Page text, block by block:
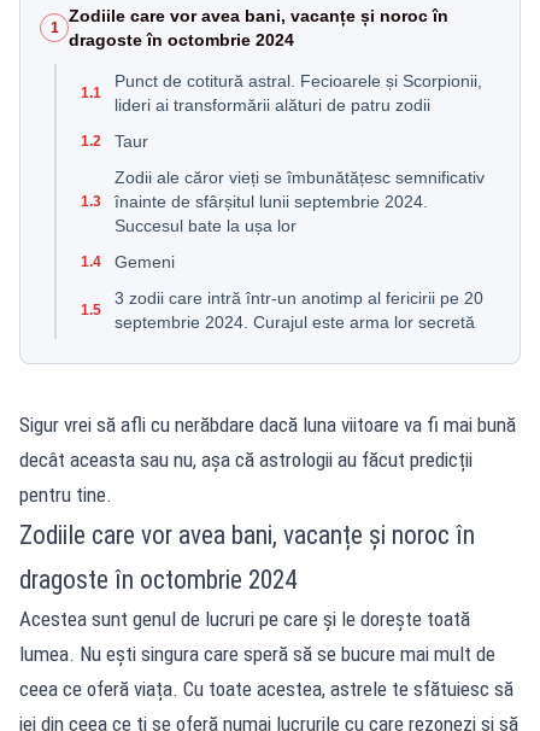
1
Zodiile care vor avea bani, vacanțe și noroc în
dragoste în octombrie 2024
1.1
Punct de cotitură astral. Fecioarele și Scorpionii,
lideri ai transformării alături de patru zodii
1.2 Taur
1.3
Zodii ale căror vieți se îmbunătățesc semnificativ
înainte de sfârșitul lunii septembrie 2024.
Succesul bate la ușa lor
1.4 Gemeni
1.5
3 zodii care intră într-un anotimp al fericirii pe 20
septembrie 2024. Curajul este arma lor secretă
Sigur vrei să afli cu nerăbdare dacă luna viitoare va fi mai bună
decât aceasta sau nu, așa că astrologii au făcut predicții
pentru tine.
Zodiile care vor avea bani, vacanțe și noroc în
dragoste în octombrie 2024
Acestea sunt genul de lucruri pe care și le dorește toată
lumea. Nu ești singura care speră să se bucure mai mult de
ceea ce oferă viața. Cu toate acestea, astrele te sfătuiesc să
iei din ceea ce ți se oferă numai lucrurile cu care rezonezi și să